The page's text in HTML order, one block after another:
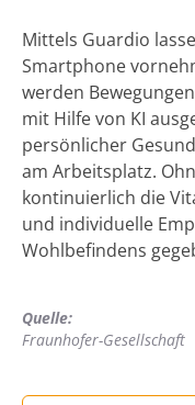
Mittels Guardio
Smartphone
werden
mit Hilfe von KI
persönlicher
am Arbeitsplatz.
kontinuierlich die
und individuelle
Wohlbefindens
Quelle:
Fraunhofer-Gesellschaft